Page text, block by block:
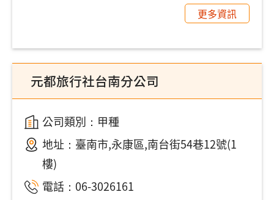
更多資訊
元都旅行社台南分公司
公司類別：甲種
地址： 臺南市,永康區,南台街54巷12號(1
樓)
電話： 06-3026161